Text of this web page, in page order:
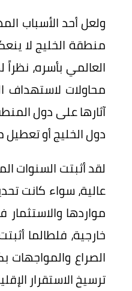
ولعل أحد الأسباب
منطقة الخليج لا
العالمي بأسره،
محاولات لاستهداف
آثارها على دول
دول الخليج أو تعطيل
لقد أثبتت السنوات
عالية، سواء كانت
مواردها
خارجية، فلطالما
الصراع
ترسيخ الاستقرار